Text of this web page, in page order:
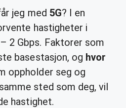
jeg med 5G? I en
hastigheter i
2 Gbps. Faktorer som
basestasjon, og hvor
oppholder seg og
sted som deg, vil
hastighet.